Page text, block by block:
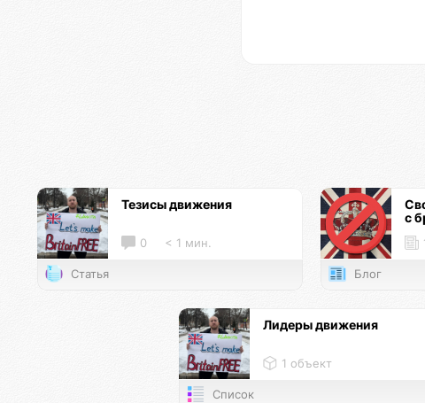
Тезисы движения
0 < 1 мин.
Статья
с
Блог
Лидеры движения
1 объект
Список